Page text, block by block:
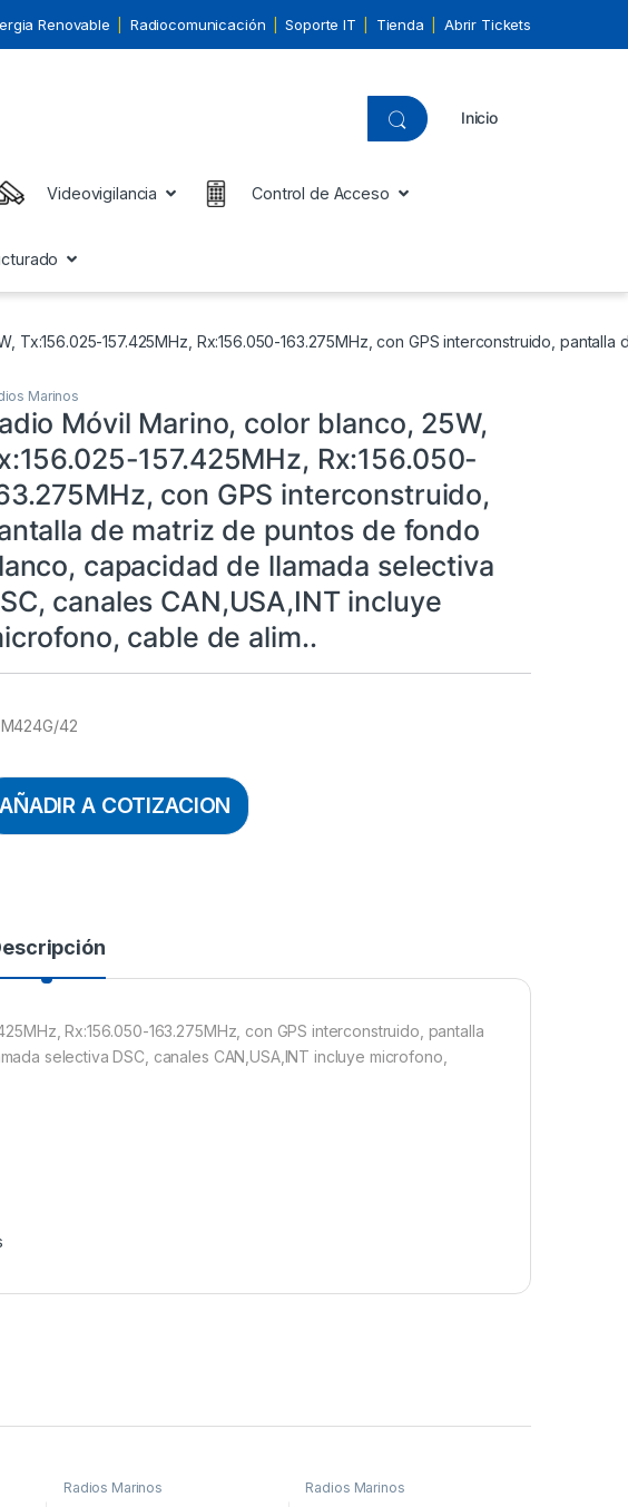
Renovable Radiocomunicación Soporte IT Tienda Abrir Tickets
Inicio
Videovigilancia Control de Acceso
Tx:156.025-157.425MHz, Rx:156.050-163.275MHz, con GPS interconstruido,
Marinos
Móvil Marino, color blanco, 25W,
157.425MHz, Rx:156.050-
con GPS interconstruido,
de matriz de puntos de fondo
capacidad de llamada selectiva
canales CAN,USA,INT incluye
cable de alim..
42
AÑADIR A COTIZACION
Rx:156.050-163.275MHz, con GPS interconstruido, pantalla
selectiva DSC, canales CAN,USA,INT incluye microfono,
Radios Marinos Radios Marinos